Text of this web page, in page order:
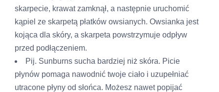
skarpecie, krawat zamknął, a następnie uruchomić
kąpiel ze skarpetą płatków owsianych. Owsianka jest
kojąca dla skóry, a skarpeta powstrzymuje odpływ
przed podłączeniem.
Pij. Sunburns sucha bardziej niż skóra. Picie
płynów pomaga nawodnić twoje ciało i uzupełniać
utracone płyny od słońca. Możesz nawet popijać